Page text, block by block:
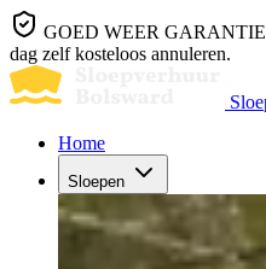
GOED WEER
dag zelf kosteloos annuleren.
Home
Sloepen